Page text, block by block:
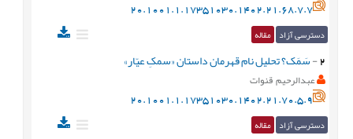
20.1001.1.17351030.1402.21.68.7.7
دسترسی آزاد مقاله
2
-سَمَک؟ تحلیل نام قهرمان داستان «سمکِ عیّار»
عبدالرحیم قنوات
20.1001.1.17351030.1402.21.70.5.9
دسترسی آزاد مقاله